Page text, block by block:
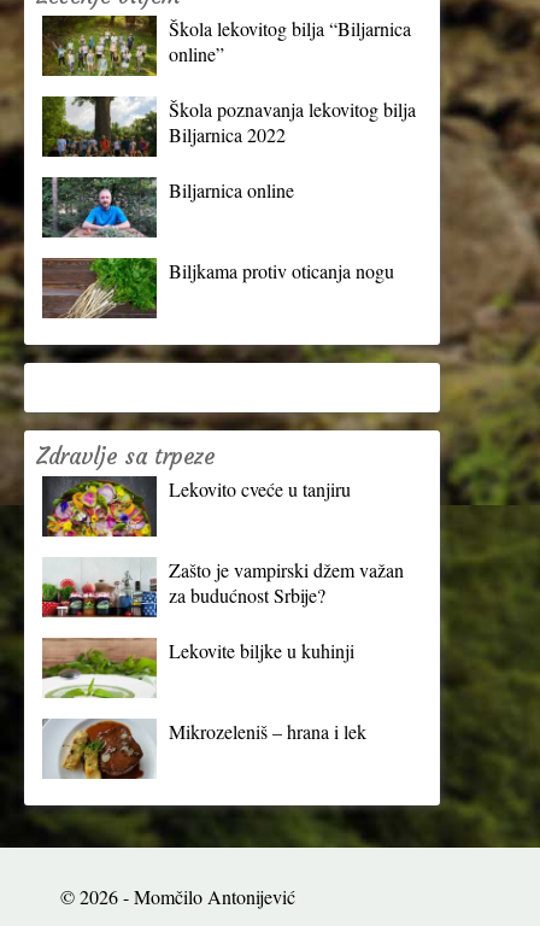
Škola lekovitog bilja “Biljarnica
online”
Škola poznavanja lekovitog bilja
Biljarnica 2022
Biljarnica online
Biljkama protiv oticanja nogu
Zdravlje sa trpeze
Lekovito cveće u tanjiru
Zašto je vampirski džem važan
za budućnost Srbije?
Lekovite biljke u kuhinji
Mikrozeleniš – hrana i lek
© 2026 - Momčilo Antonijević